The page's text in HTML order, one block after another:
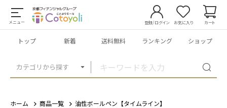
メニュー
カテゴリから探す
登録/ログイン お気に入り カート
トップ 新着 送料無料 ランキング ショップ
ホーム 商品一覧 油性ボールペン【タイムライン】